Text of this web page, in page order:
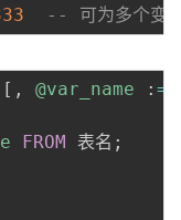
-- 可为多个变
[ , @var_name : =
FROM 表名 ;